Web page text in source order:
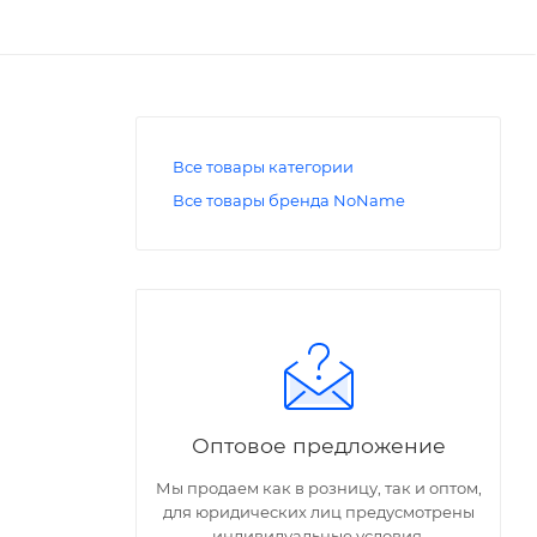
Все товары категории
Все товары бренда NoName
Оптовое предложение
Мы продаем как в розницу, так и оптом,
для юридических лиц предусмотрены